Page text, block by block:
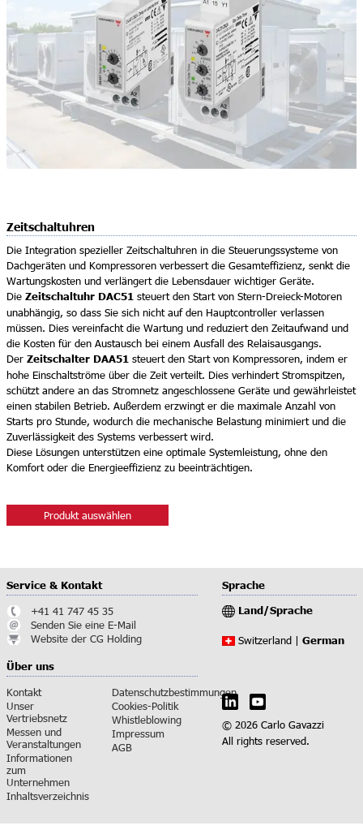
Zeitschaltuhren
Die Integration spezieller Zeitschaltuhren in die Steuerungssysteme von
Dachgeräten und Kompressoren verbessert die Gesamteffizienz, senkt die
Wartungskosten und verlängert die Lebensdauer wichtiger Geräte.
Die Zeitschaltuhr DAC51 steuert den Start von Stern-Dreieck-Motoren
unabhängig, so dass Sie sich nicht auf den Hauptcontroller verlassen
müssen. Dies vereinfacht die Wartung und reduziert den Zeitaufwand und
die Kosten für den Austausch bei einem Ausfall des Relaisausgangs.
Der Zeitschalter DAA51 steuert den Start von Kompressoren, indem er
hohe Einschaltströme über die Zeit verteilt. Dies verhindert Stromspitzen,
schützt andere an das Stromnetz angeschlossene Geräte und gewährleistet
einen stabilen Betrieb. Außerdem erzwingt er die maximale Anzahl von
Starts pro Stunde, wodurch die mechanische Belastung minimiert und die
Zuverlässigkeit des Systems verbessert wird.
Diese Lösungen unterstützen eine optimale Systemleistung, ohne den
Komfort oder die Energieeffizienz zu beeinträchtigen.
Produkt auswählen
Service & Kontakt
+41 41 747 45 35
Senden Sie eine E-Mail
Website der CG Holding
Über uns
Kontakt
Unser
Vertriebsnetz
Messen und
Veranstaltungen
Informationen
zum
Unternehmen
Inhaltsverzeichnis
Datenschutzbestimmungen
Cookies-Politik
Whistleblowing
Impressum
AGB
Sprache
Land/Sprache
Switzerland | German
© 2026 Carlo Gavazzi
All rights reserved.